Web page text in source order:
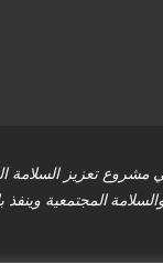
تعزيز السلامة
المجتمعية